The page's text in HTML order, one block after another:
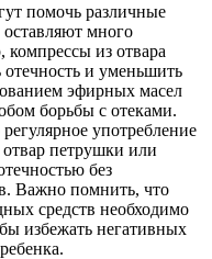
помочь различные
много
из отвара
и уменьшить
эфирных масел
борьбы с отеками.
употребление
петрушки или
без
Важно помнить, что
средств необходимо
избежать негативных